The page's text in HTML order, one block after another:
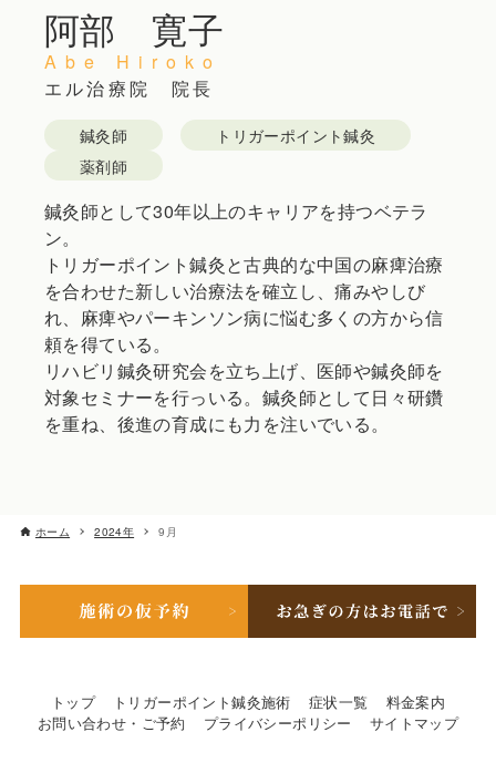
阿部 寛子
Abe Hiroko
エル治療院 院長
鍼灸師
トリガーポイント鍼灸
薬剤師
鍼灸師として30年以上のキャリアを持つベテラ
ン。
トリガーポイント鍼灸と古典的な中国の麻痺治療
を合わせた新しい治療法を確立し、痛みやしび
れ、麻痺やパーキンソン病に悩む多くの方から信
頼を得ている。
リハビリ鍼灸研究会を立ち上げ、医師や鍼灸師を
対象セミナーを行っいる。鍼灸師として日々研鑽
を重ね、後進の育成にも力を注いでいる。
ホーム 2024年 9月
トップ トリガーポイント鍼灸施術 症状一覧
料金案内
お問い合わせ・ご予約
プライバシーポリシー
サイトマップ